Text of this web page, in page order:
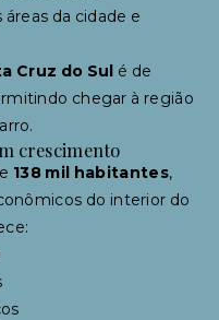
da cidade e
Cruz do Sul é de
chegar à região
crescimento
138 mil habitantes,
do interior do